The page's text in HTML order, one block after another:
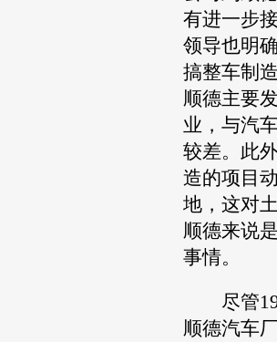
有进一步
领导也明
搞整车制
顺德主要
业，与汽
较差。此
造的项目
地，这对
顺德来说
事情。
尽管
顺德汽车